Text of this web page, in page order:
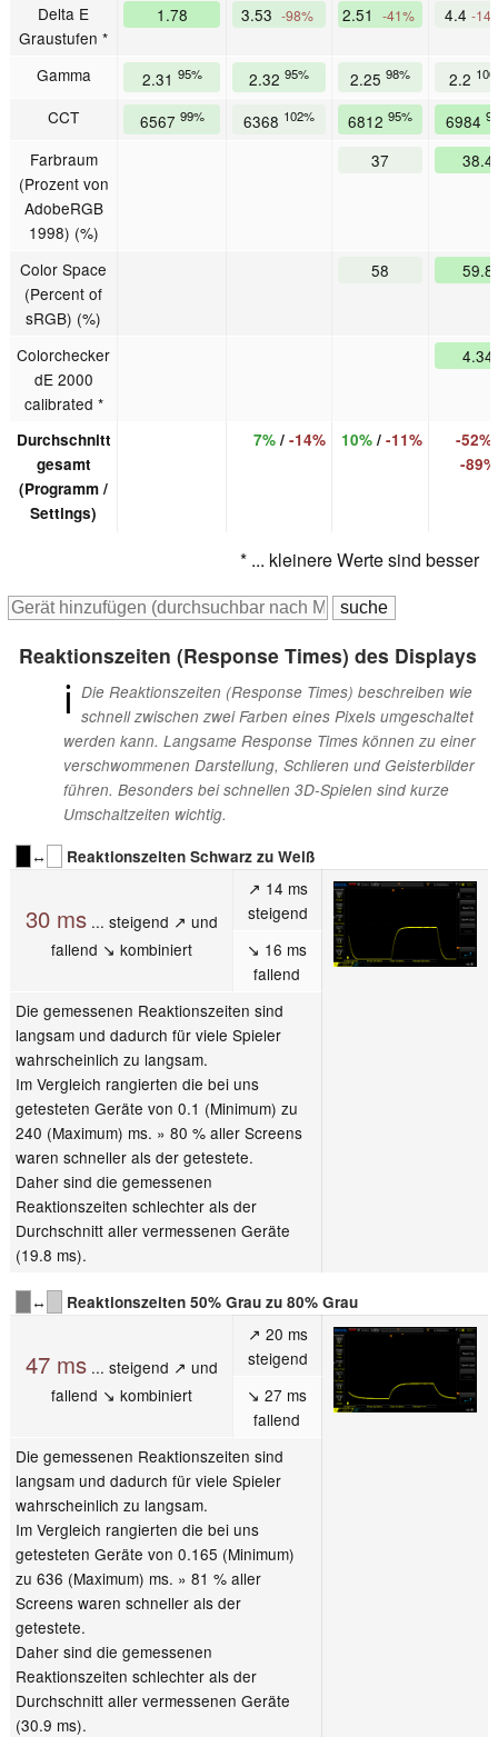
Delta E
Graustufen *
1.78 3.53 -98% 2.51 -41% 4.4 -
Gamma 2.31 95% 2.32 95% 2.25 98% 2.2
CCT 6567 99% 6368 102% 6812 95% 6984
Farbraum
(Prozent von
AdobeRGB
1998) (%)
37 38.4
Color Space
(Percent of
sRGB) (%)
58 59.8
Colorchecker
dE 2000
calibrated *
4.34
Durchschnitt
gesamt
(Programm /
Settings)
7%/ -14% 10%/ -11% -52%
-89%
* ... kleinere Werte sind besser
Reaktionszeiten (Response Times) des Displays
ℹ Die Reaktionszeiten (Response Times) beschreiben wie
schnell zwischen zwei Farben eines Pixels umgeschaltet
werden kann. Langsame Response Times können zu einer
verschwommenen Darstellung, Schlieren und Geisterbilder
führen. Besonders bei schnellen 3D-Spielen sind kurze
Umschaltzeiten wichtig.
↔
Reaktionszeiten Schwarz zu Weiß
30 ms... steigend ↗ und
fallend ↘ kombiniert
↗ 14 ms
steigend
↘ 16 ms
fallend
Die gemessenen Reaktionszeiten sind
langsam und dadurch für viele Spieler
wahrscheinlich zu langsam.
Im Vergleich rangierten die bei uns
getesteten Geräte von 0.1 (Minimum) zu
240 (Maximum) ms. » 80 % aller Screens
waren schneller als der getestete.
Daher sind die gemessenen
Reaktionszeiten schlechter als der
Durchschnitt aller vermessenen Geräte
(19.8 ms).
↔ Reaktionszeiten 50% Grau zu 80% Grau
47 ms... steigend ↗ und
fallend ↘ kombiniert
↗ 20 ms
steigend
↘ 27 ms
fallend
Die gemessenen Reaktionszeiten sind
langsam und dadurch für viele Spieler
wahrscheinlich zu langsam.
Im Vergleich rangierten die bei uns
getesteten Geräte von 0.165 (Minimum)
zu 636 (Maximum) ms. » 81 % aller
Screens waren schneller als der
getestete.
Daher sind die gemessenen
Reaktionszeiten schlechter als der
Durchschnitt aller vermessenen Geräte
(30.9 ms).